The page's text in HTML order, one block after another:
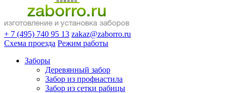
+ 7 (495) 740 95 13 zakaz@zaborro.ru
Схема проезда Режим работы
Заборы
Деревянный забор
Забор из профнастила
Забор из сетки рабицы